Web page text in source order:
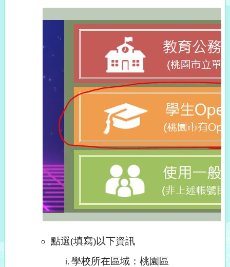
點選(填寫)以下資訊
學校所在區域：桃園區